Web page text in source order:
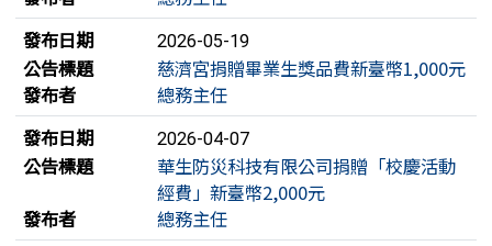
發布日期
2026-05-19
公告標題
慈濟宮捐贈畢業生獎品費新臺幣1,000元
發布者
總務主任
發布日期
2026-04-07
公告標題
華生防災科技有限公司捐贈「校慶活動
經費」新臺幣2,000元
發布者
總務主任